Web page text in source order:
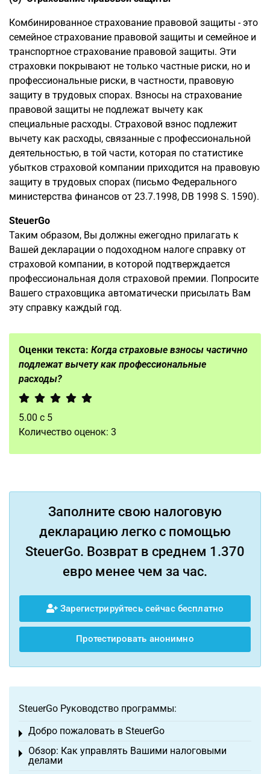
Комбинированное страхование правовой защиты - это
семейное страхование правовой защиты и семейное и
транспортное страхование правовой защиты. Эти
страховки покрывают не только частные риски, но и
профессиональные риски, в частности, правовую
защиту в трудовых спорах. Взносы на страхование
правовой защиты не подлежат вычету как
специальные расходы. Страховой взнос подлежит
вычету как расходы, связанные с профессиональной
деятельностью, в той части, которая по статистике
убытков страховой компании приходится на правовую
защиту в трудовых спорах (письмо Федерального
министерства финансов от 23.7.1998, DB 1998 S. 1590).
SteuerGo
Таким образом, Вы должны ежегодно прилагать к
Вашей декларации о подоходном налоге справку от
страховой компании, в которой подтверждается
профессиональная доля страховой премии. Попросите
Вашего страховщика автоматически присылать Вам
эту справку каждый год.
Оценки текста: Когда страховые взносы частично
подлежат вычету как профессиональные
расходы?
5.00 с 5
Количество оценок: 3
Заполните свою налоговую
декларацию легко с помощью
SteuerGo. Возврат в среднем 1.370
евро менее чем за час.
Зарегистрируйтесь сейчас бесплатно
Протестировать анонимно
SteuerGo Руководство программы:
Добро пожаловать в SteuerGo
Toggle menu
Обзор: Как управлять Вашими налоговыми
делами
Toggle menu